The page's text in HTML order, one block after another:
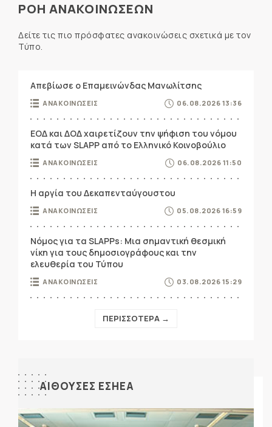
ΡΟΗ ΑΝΑΚΟΙΝΩΣΕΩΝ
Δείτε τις πιο πρόσφατες ανακοινώσεις σχετικά με τον
Τύπο.
Απεβίωσε ο Επαμεινώνδας Μανωλίτσης
ΑΝΑΚΟΙΝΩΣΕΙΣ 06.08.2026 13:36
ΕΟΔ και ΔΟΔ χαιρετίζουν την ψήφιση του νόμου
κατά των SLAPP από το Ελληνικό Κοινοβούλιο
ΑΝΑΚΟΙΝΩΣΕΙΣ 06.08.2026 11:50
Η αργία του Δεκαπενταύγουστου
ΑΝΑΚΟΙΝΩΣΕΙΣ 05.08.2026 16:59
Νόμος για τα SLAPPs: Μια σημαντική θεσμική
νίκη για τους δημοσιογράφους και την
ελευθερία του Τύπου
ΑΝΑΚΟΙΝΩΣΕΙΣ 03.08.2026 15:29
ΠΕΡΙΣΣΟΤΕΡΑ →
ΑΙΘΟΥΣΕΣ ΕΣΗΕΑ